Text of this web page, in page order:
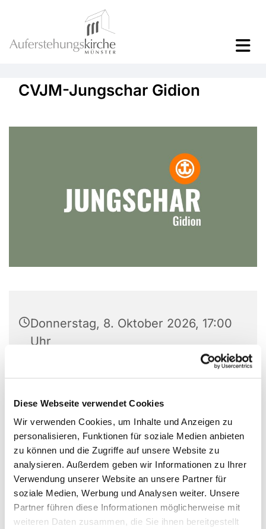
Diese Webseite verwendet Cookies
Wir verwenden Cookies, um Inhalte und Anzeigen zu
personalisieren, Funktionen für soziale Medien anbieten
zu können und die Zugriffe auf unsere Website zu
analysieren. Außerdem geben wir Informationen zu Ihrer
Verwendung unserer Website an unsere Partner für
soziale Medien, Werbung und Analysen weiter. Unsere
Partner führen diese Informationen möglicherweise mit
weiteren Daten zusammen, die Sie ihnen bereitgestellt
CVJM-Jungschar Gidion
Donnerstag, 8. Oktober 2026, 17:00
Uhr
Gemeindehaus, Großer Saal, Laerer
Leitung: Søren Zeine